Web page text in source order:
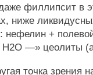
филлипсит в
ниже
нефелин +
Н2О —» цеолиты
точка зрения